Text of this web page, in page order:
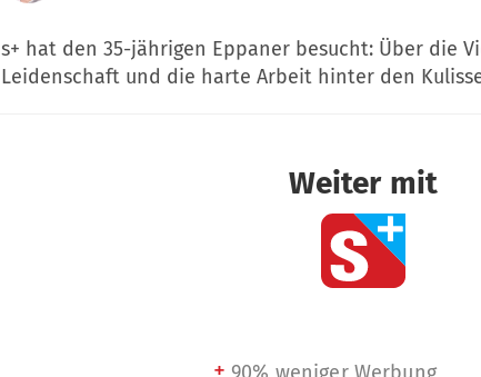
s+ hat den 35-jährigen Eppaner besucht: Über die
Leidenschaft und die harte Arbeit hinter den